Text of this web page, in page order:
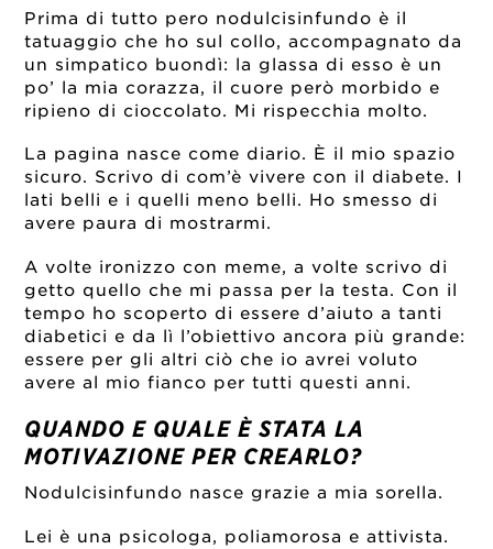
Prima di tutto pero nodulcisinfundo è il
tatuaggio che ho sul collo, accompagnato da
un simpatico buondì: la glassa di esso è un
po’ la mia corazza, il cuore però morbido e
ripieno di cioccolato. Mi rispecchia molto.
La pagina nasce come diario. È il mio spazio
sicuro. Scrivo di com’è vivere con il diabete. I
lati belli e i quelli meno belli. Ho smesso di
avere paura di mostrarmi.
A volte ironizzo con meme, a volte scrivo di
getto quello che mi passa per la testa. Con il
tempo ho scoperto di essere d’aiuto a tanti
diabetici e da lì l’obiettivo ancora più grande:
essere per gli altri ciò che io avrei voluto
avere al mio fianco per tutti questi anni.
QUANDO E QUALE È STATA LA
MOTIVAZIONE PER CREARLO?
Nodulcisinfundo nasce grazie a mia sorella.
Lei è una psicologa, poliamorosa e attivista.